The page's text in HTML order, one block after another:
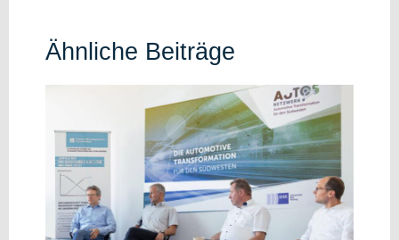
Ähnliche Beiträge